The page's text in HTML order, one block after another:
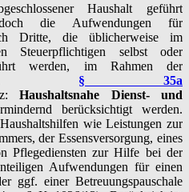
Haushalt geführt
die Aufwendungen für
Dritte, die üblicherweise im
Steuerpflichtigen selbst oder
werden, im Rahmen der
gem. § 35a
Haushaltsnahe Dienst- und
berücksichtigt werden.
wie Leistungen zur
der Essensversorgung, eines
Pflegediensten zur Hilfe bei der
Aufwendungen für einen
ggf. einer Betreuungspauschale